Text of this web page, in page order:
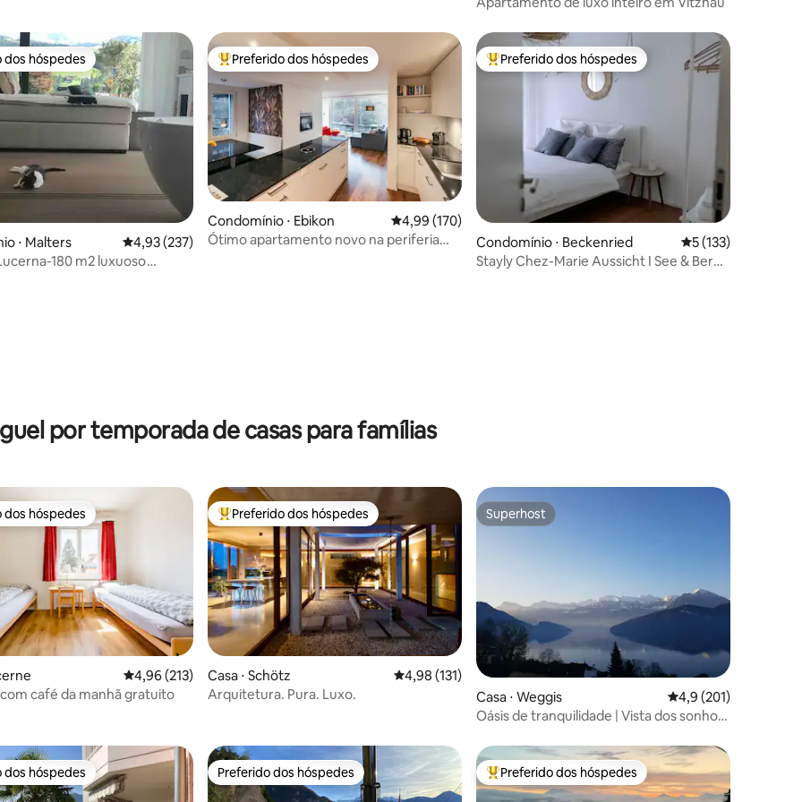
de 5, 111 avaliações
dos hóspedes
dos hóspedes
⋅ Malters 4,93 de uma avaliação média de 5, 237 avaliações
4,93 (237)
180 m2 luxuoso
Entre os melhores preferidos dos hóspedes
Preferido dos hóspedes
Condomínio ⋅ Ebikon 4,99 de uma avaliação média de 5, 170 avaliações
4,99 (170)
Ótimo apartamento novo na periferia
Entre os melhores preferidos dos hóspedes
Preferido dos hóspedes
Condomínio ⋅ Beckenried 5 de uma avaliação
5 (133)
Stayly Chez-Marie Aussicht I See & Berge
por temporada de casas para famílias
de 5, 220 avaliações
dos hóspedes
dos hóspedes
4,96 de uma avaliação média de 5, 213 avaliações
4,96 (213)
com café da manhã gratuito
Entre os melhores preferidos dos hóspedes
Preferido dos hóspedes
Casa ⋅ Schötz 4,98 de uma avaliação média de 5, 131 avaliações
4,98 (131)
Arquitetura. Pura. Luxo.
Superhost
Superhost
Casa ⋅ Weggis 4,9 de uma avaliação
4,9 (201)
Oásis de tranquilidade | Vista dos sonhos
dos hóspedes
dos hóspedes Preferido dos hóspedes
Preferido dos hóspedes Entre os melhores preferidos dos hóspedes
Preferido dos hóspedes